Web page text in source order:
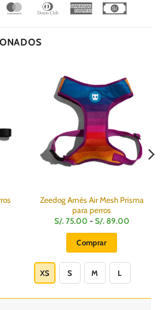
MasterCardDinners
American
Zeedog Arnés Air Mesh Prisma
para perros
S/.75.00 - S/.89.00Rango
hasta
89.00
Comprar
producto
tiene
múltiples
XS S M L